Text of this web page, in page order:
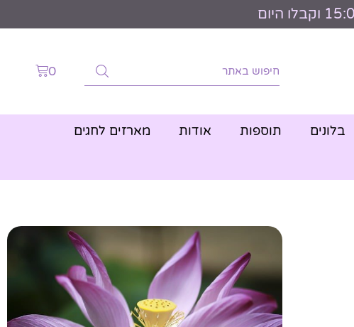
0
בלונים תוספות אודות מארזים לחגים